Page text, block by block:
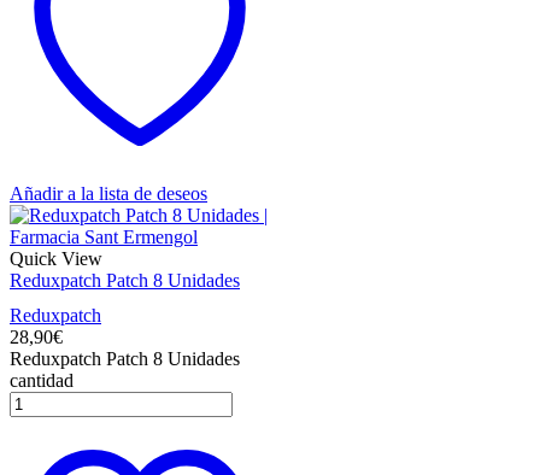
Añadir a la lista de deseos
Quick View
Reduxpatch Patch 8 Unidades
Reduxpatch
28,90€
Reduxpatch Patch 8 Unidades
cantidad